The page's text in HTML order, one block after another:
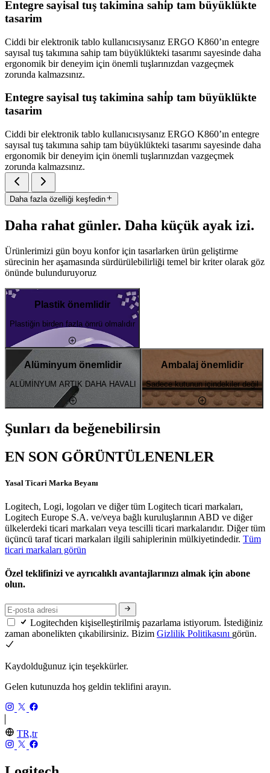
Entegre sayisal tuş takimina sahi̇p tam büyüklükte
tasarim
Ciddi bir elektronik tablo kullanıcısıysanız ERGO K860’ın entegre
sayısal tuş takımına sahip tam büyüklükteki tasarımı sayesinde daha
ergonomik bir deneyim için önemli tuşlarınızdan vazgeçmek
zorunda kalmazsınız.
Entegre sayisal tuş takimina sahi̇p tam büyüklükte
tasarim
Ciddi bir elektronik tablo kullanıcısıysanız ERGO K860’ın entegre
sayısal tuş takımına sahip tam büyüklükteki tasarımı sayesinde daha
ergonomik bir deneyim için önemli tuşlarınızdan vazgeçmek
zorunda kalmazsınız.
Daha fazla özelliği keşfedin
Daha rahat günler. Daha küçük ayak izi.
Ürünlerimizi gün boyu konfor için tasarlarken ürün geliştirme
sürecinin her aşamasında sürdürülebilirliği temel bir kriter olarak göz
önünde bulunduruyoruz
Plastik önemlidir
Plastiğin birden fazla ömrü olmalıdır
Alüminyum önemlidir
ALÜMİNYUM ARTIK DAHA HAVALI
Ambalaj önemlidir
Sadece kutunun içindekiler değil
Şunları da beğenebilirsin
EN SON GÖRÜNTÜLENENLER
Yasal Ticari Marka Beyanı
Logitech, Logi, logoları ve diğer tüm Logitech ticari markaları,
Logitech Europe S.A. ve/veya bağlı kuruluşlarının ABD ve diğer
ülkelerdeki ticari markaları veya tescilli ticari markalarıdır. Diğer tüm
üçüncü taraf ticari markaları ilgili sahiplerinin mülkiyetindedir. Tüm
ticari markaları görün
Özel teklifinizi ve ayrıcalıklı avantajlarınızı almak için abone
olun.
Logitechden kişiselleştirilmiş pazarlama istiyorum. İstediğiniz
zaman abonelikten çıkabilirsiniz. Bizim Gizlilik Politikasını görün.
Kaydolduğunuz için teşekkürler.
Gelen kutunuzda hoş geldin teklifini arayın.
TR,tr